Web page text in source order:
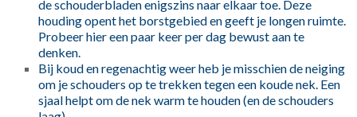
de schouderbladen enigszins naar elkaar toe. Deze
houding opent het borstgebied en geeft je longen ruimte.
Probeer hier een paar keer per dag bewust aan te
denken.
Bij koud en regenachtig weer heb je misschien de neiging
om je schouders op te trekken tegen een koude nek. Een
sjaal helpt om de nek warm te houden (en de schouders